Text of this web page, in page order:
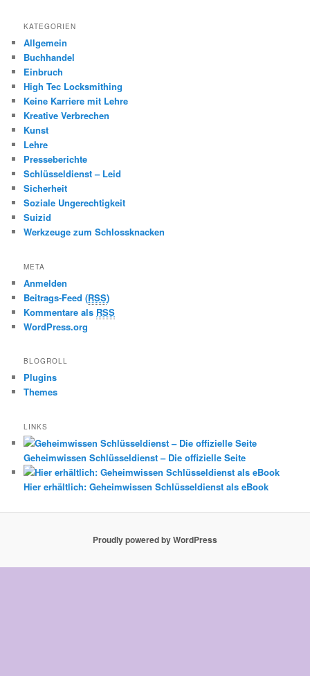
KATEGORIEN
Allgemein
Buchhandel
Einbruch
High Tec Locksmithing
Keine Karriere mit Lehre
Kreative Verbrechen
Kunst
Lehre
Presseberichte
Schlüsseldienst – Leid
Sicherheit
Soziale Ungerechtigkeit
Suizid
Werkzeuge zum Schlossknacken
META
Anmelden
Beitrags-Feed (RSS)
Kommentare als RSS
WordPress.org
BLOGROLL
Plugins
Themes
LINKS
Geheimwissen Schlüsseldienst – Die offizielle Seite
Hier erhältlich: Geheimwissen Schlüsseldienst als eBook
Proudly powered by WordPress